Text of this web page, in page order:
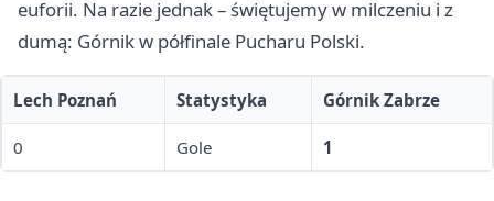
euforii. Na razie jednak – świętujemy w milczeniu i z
dumą: Górnik w półfinale Pucharu Polski.
Lech Poznań Statystyka Górnik Zabrze
0 Gole 1